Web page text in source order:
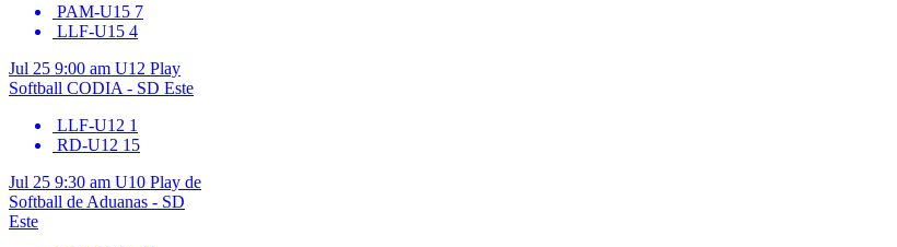
PAM-U15 7
LLF-U15 4
Jul 25 9:00 am U12 Play
Softball CODIA - SD Este
LLF-U12 1
RD-U12 15
Jul 25 9:30 am U10 Play de
Softball de Aduanas - SD
Este